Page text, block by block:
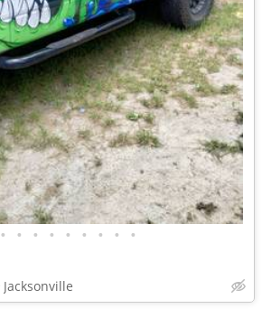
• • • • • • • • •
Jacksonville